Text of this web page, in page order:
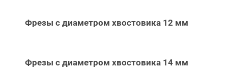
Фрезы с диаметром хвостовика 12 мм
Фрезы с диаметром хвостовика 14 мм